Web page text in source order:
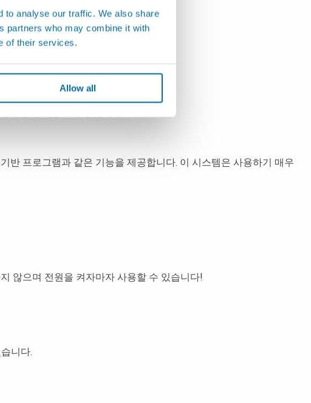
to analyse our traffic. We also share
partners who may combine it with
of their services.
Allow all
.
시 실행됩니다.
정적 측정을 수행합니다!
반 프로그램과 같은 기능을 제공합니다. 이 시스템은 사용하기 매우
않으며 전원을 켜자마자 사용할 수 있습니다!
니다.